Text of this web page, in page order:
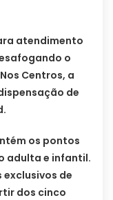
atendimento
o
Centros, a
de
os pontos
adulta e infantil.
de
dos cinco